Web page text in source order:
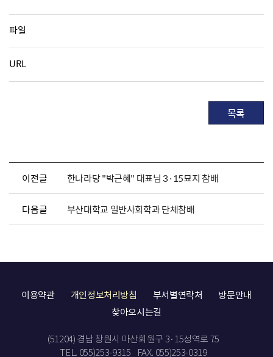
파일
URL
목록
이전글 한나라당 "박근혜" 대표님 3·15묘지 참배
다음글 부산대학교 일반사회학과 단체참배
이용약관 개인정보처리방침 부서별연락처
방문안내
찾아오시는길
(51204) 경남 창원시 마산회원구 3·15성역로 75
TEL. 055)253-9315
FAX. 055)253-0319